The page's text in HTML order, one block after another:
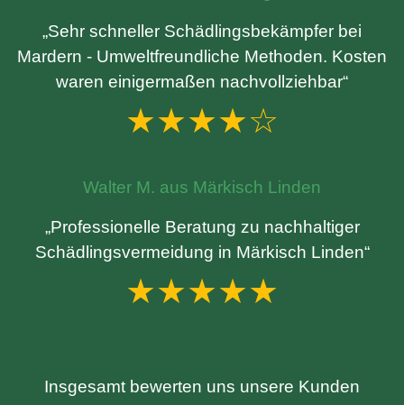
„Sehr schneller Schädlingsbekämpfer bei
Mardern - Umweltfreundliche Methoden. Kosten
waren einigermaßen nachvollziehbar“
★★★★☆
Walter M. aus Märkisch Linden
„Professionelle Beratung zu nachhaltiger
Schädlingsvermeidung in Märkisch Linden“
★★★★★
Insgesamt bewerten uns unsere Kunden